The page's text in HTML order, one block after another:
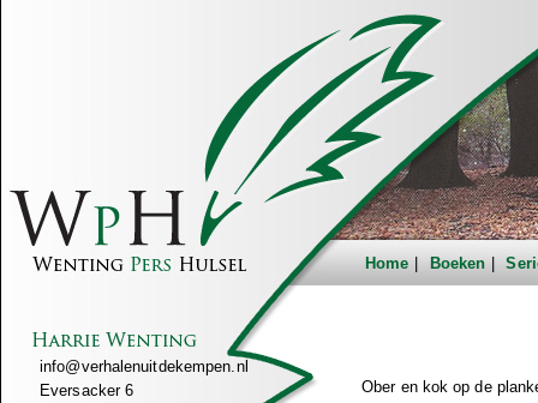
Home Boeken
info@verhalenuitdekempen.nl
Eversacker 6
Ober en kok op de